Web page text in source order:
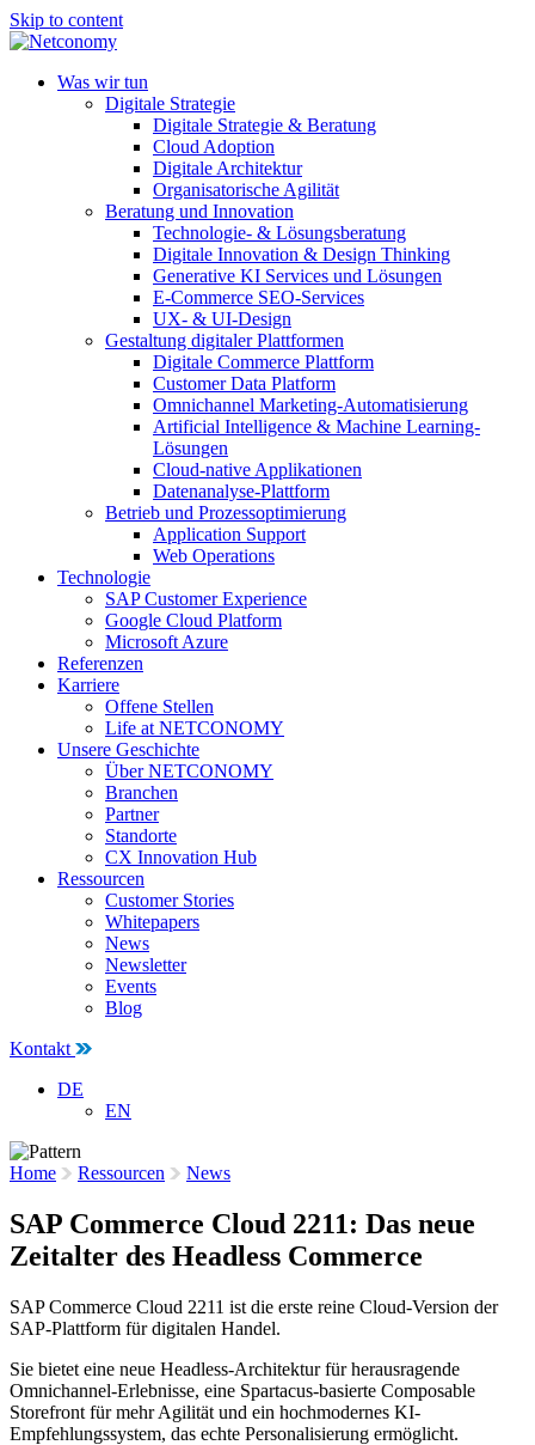
Skip to content
Was wir tun
Digitale Strategie
Digitale Strategie & Beratung
Cloud Adoption
Digitale Architektur
Organisatorische Agilität
Beratung und Innovation
Technologie- & Lösungsberatung
Digitale Innovation & Design Thinking
Generative KI Services und Lösungen
E-Commerce SEO-Services
UX- & UI-Design
Gestaltung digitaler Plattformen
Digitale Commerce Plattform
Customer Data Platform
Omnichannel Marketing-Automatisierung
Artificial Intelligence & Machine Learning-
Lösungen
Cloud-native Applikationen
Datenanalyse-Plattform
Betrieb und Prozessoptimierung
Application Support
Web Operations
Technologie
SAP Customer Experience
Google Cloud Platform
Microsoft Azure
Referenzen
Karriere
Offene Stellen
Life at NETCONOMY
Unsere Geschichte
Über NETCONOMY
Branchen
Partner
Standorte
CX Innovation Hub
Ressourcen
Customer Stories
Whitepapers
News
Newsletter
Events
Blog
Kontakt
DE
EN
Home Ressourcen News
SAP Commerce Cloud 2211: Das neue
Zeitalter des Headless Commerce
SAP Commerce Cloud 2211 ist die erste reine Cloud-Version der
SAP-Plattform für digitalen Handel.
Sie bietet eine neue Headless-Architektur für herausragende
Omnichannel-Erlebnisse, eine Spartacus-basierte Composable
Storefront für mehr Agilität und ein hochmodernes KI-
Empfehlungssystem, das echte Personalisierung ermöglicht.